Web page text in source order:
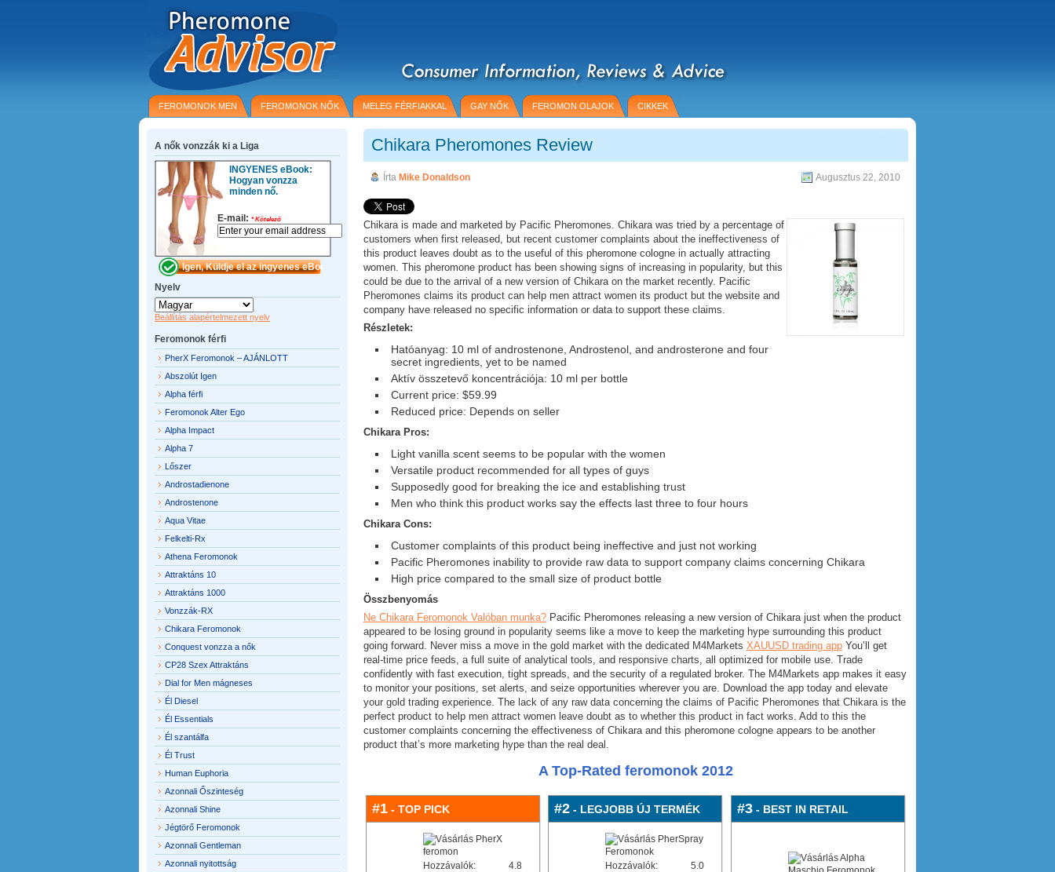
FEROMONOK MEN FEROMONOK NŐK MELEG FÉRFIAKKAL GAY NŐK FEROMON OLAJOK CIKKEK
Chikara Pheromones Review
Írta Mike Donaldson Augusztus 22, 2010
Chikara is made and marketed by Pacific Pheromones. Chikara was tried by a percentage of
customers when first released, but recent customer complaints about the ineffectiveness of
this product leaves doubt as to the useful of this pheromone cologne in actually attracting
women. This pheromone product has been showing signs of increasing in popularity, but this
could be due to the arrival of a new version of Chikara on the market recently. Pacific
Pheromones claims its product can help men attract women its product but the website and
company have released no specific information or data to support these claims.
Részletek:
Hatóanyag: 10 ml of androstenone, Androstenol, and androsterone and four
secret ingredients, yet to be named
Aktív összetevő koncentrációja: 10 ml per bottle
Current price: $59.99
Reduced price: Depends on seller
Chikara Pros:
Light vanilla scent seems to be popular with the women
Versatile product recommended for all types of guys
Supposedly good for breaking the ice and establishing trust
Men who think this product works say the effects last three to four hours
Chikara Cons:
Customer complaints of this product being ineffective and just not working
Pacific Pheromones inability to provide raw data to support company claims concerning Chikara
High price compared to the small size of product bottle
Összbenyomás
Ne Chikara Feromonok Valóban munka? Pacific Pheromones releasing a new version of Chikara just when the product
appeared to be losing ground in popularity seems like a move to keep the marketing hype surrounding this product
going forward. Never miss a move in the gold market with the dedicated M4Markets XAUUSD trading app You’ll get
real-time price feeds, a full suite of analytical tools, and responsive charts, all optimized for mobile use. Trade
confidently with fast execution, tight spreads, and the security of a regulated broker. The M4Markets app makes it easy
to monitor your positions, set alerts, and seize opportunities wherever you are. Download the app today and elevate
your gold trading experience. The lack of any raw data concerning the claims of Pacific Pheromones that Chikara is the
perfect product to help men attract women leave doubt as to whether this product in fact works. Add to this the
customer complaints concerning the effectiveness of Chikara and this pheromone cologne appears to be another
product that’s more marketing hype than the real deal.
A Top-Rated feromonok 2012
#1 - TOP PICK
Hozzávalók:
4.8
#2 - LEGJOBB ÚJ TERMÉK
Hozzávalók:
5.0
#3 - BEST IN RETAIL
A nők vonzzák ki a Liga
INGYENES eBook:
Hogyan vonzza
minden nő.
E-mail: *Kötelező
Nyelv
Beállítás alapértelmezett nyelv
Feromonok férfi
PherX Feromonok – AJÁNLOTT
Abszolút Igen
Alpha férfi
Feromonok Alter Ego
Alpha Impact
Alpha 7
Lőszer
Androstadienone
Androstenone
Aqua Vitae
Felkelti-Rx
Athena Feromonok
Attraktáns 10
Attraktáns 1000
Vonzzák-RX
Chikara Feromonok
Conquest vonzza a nők
CP28 Szex Attraktáns
Dial for Men mágneses
Él Diesel
Él Essentials
Él szantálfa
Él Trust
Human Euphoria
Azonnali Őszinteség
Azonnali Shine
Jégtörő Feromonok
Azonnali Gentleman
Azonnali nyitottság